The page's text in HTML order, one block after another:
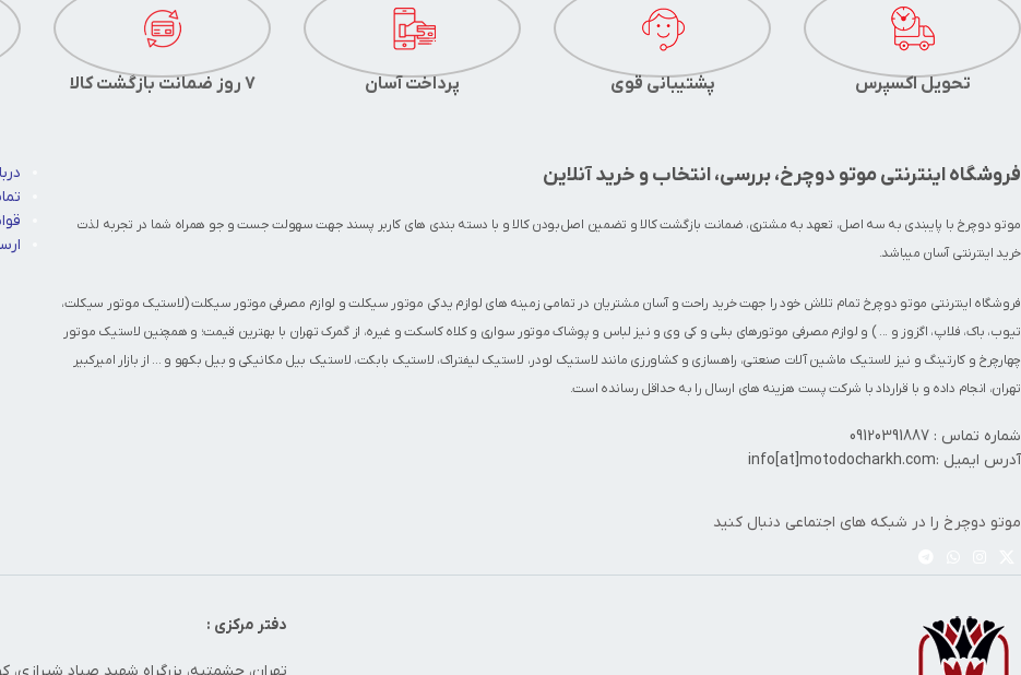
7 روز ضمانت بازگشت کالا پرداخت آسان پشتیبانی قوی تحویل اکسپرس
فروشگاه اینترنتی موتو دوچرخ، بررسی، انتخاب و خرید آنلاین
موتو دوچرخ با پایبندی به سه اصل، تعهد به مشتری، ضمانت بازگشت کالا و تضمین اصل‌بودن کالا و با دسته بندی های کاربر پسند جهت سهولت جست و جو همراه شما در تجربه لذت
خرید اینترنتی آسان میباشد.
فروشگاه اینترنتی موتو دوچرخ تمام تلاش خود را جهت خرید راحت و آسان مشتریان در تمامی زمینه های لوازم یدکی موتور سیکلتو لوازم مصرفی موتور سیکلت(لاستیک موتور سیکلت،
تیوب، باک، فلاپ، اگزوز و ... ) و لوازم مصرفی موتورهای بنلی و کی وی و نیز لباس و پوشاک موتور سواری وکلاه کاسکتو غیره، از گمرک تهران با بهترین قیمت؛ و همچنین لاستیک موتور
چهارچرخ وکارتینگ و نیز لاستیک ماشین آلات صنعتی، راهسازی و کشاورزی مانندلاستیک لودر، لاستیک لیفتراک، لاستیک بابکت، لاستیک بیل مکانیکی و بیل بکهو و ... از بازار امیرکبیر
تهران، انجام داده و با قرارداد با شرکت پست هزینه های ارسال را به حداقل رسانده است.
شماره تماس : 09120391887
آدرس ایمیل :info[at]motodocharkh.com
موتو دوچرخ را در شبکه های اجتماعی دنبال کنید
دفتر مرکزی :
تهران، حشمتیه، بزرگراه شهید صیاد شیرازی،